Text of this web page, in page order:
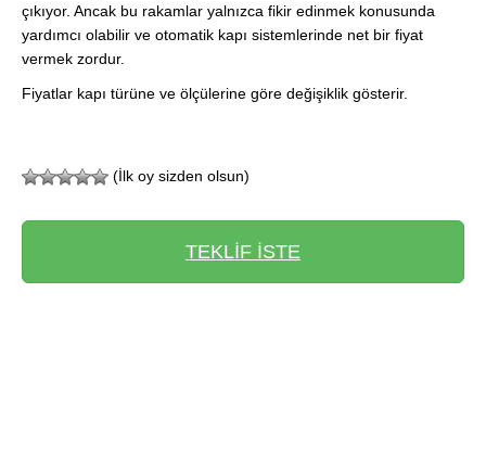
çıkıyor. Ancak bu rakamlar yalnızca fikir edinmek konusunda
yardımcı olabilir ve otomatik kapı sistemlerinde net bir fiyat
vermek zordur.
Fiyatlar kapı türüne ve ölçülerine göre değişiklik gösterir.
(İlk oy sizden olsun)
TEKLİF İSTE